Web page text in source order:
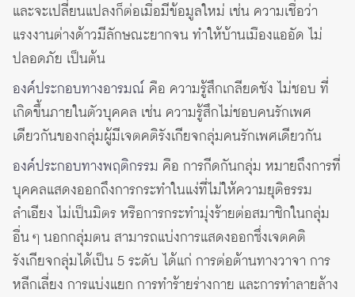
และจะเปลี่ยนแปลงก็ต่อเมื่อมีข้อมูลใหม่ เช่น ความเชื่อว่า
แรงงานต่างด้าวมีลักษณะยากจน ทำให้บ้านเมืองแออัด ไม่
ปลอดภัย เป็นต้น
องค์ประกอบทางอารมณ์ คือ ความรู้สึกเกลียดชัง ไม่ชอบ ที่
เกิดขึ้นภายในตัวบุคคล เช่น ความรู้สึกไม่ชอบคนรักเพศ
เดียวกันของกลุ่มผู้มีเจตคติรังเกียจกลุ่มคนรักเพศเดียวกัน
องค์ประกอบทางพฤติกรรม คือ การกีดกันกลุ่ม หมายถึงการที่
บุคคลแสดงออกถึงการกระทำในแง่ที่ไม่ให้ความยุติธรรม
ลำเอียง ไม่เป็นมิตร หรือการกระทำมุ่งร้ายต่อสมาชิกในกลุ่ม
อื่น ๆ นอกกลุ่มตน สามารถแบ่งการแสดงออกซึ่งเจตคติ
รังเกียจกลุ่มได้เป็น 5 ระดับ ได้แก่ การต่อต้านทางวาจา การ
หลีกเลี่ยง การแบ่งแยก การทำร้ายร่างกาย และการทำลายล้าง